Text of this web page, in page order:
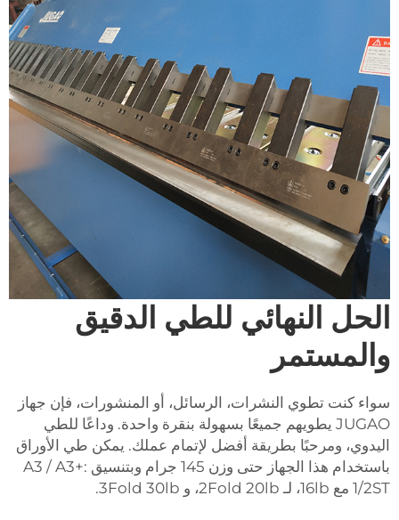
الحل النهائي للطي الدقيق
والمستمر
سواء كنت تطوي النشرات، الرسائل، أو المنشورات، فإن جهاز
JUGAO يطويهم جميعًا بسهولة بنقرة واحدة. وداعًا للطي
اليدوي، ومرحبًا بطريقة أفضل لإتمام عملك. يمكن طي الأوراق
باستخدام هذا الجهاز حتى وزن 145 جرام وبتنسيق A3 / A3+:
1/2ST مع 16lb، لـ 2Fold 20lb، و 3Fold 30lb.